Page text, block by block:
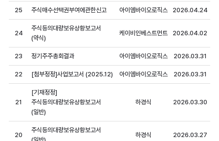
25 주식매수선택권부여에관한신고 아이엠바이오로직스 2026.04.24
24
주식등의대량보유상황보고서
(약식)
케이비인베스트먼트 2026.04.02
23 정기주주총회결과 아이엠바이오로직스 2026.03.31
22 [첨부정정]사업보고서 (2025.12) 아이엠바이오로직스 2026.03.31
21
[기재정정]
주식등의대량보유상황보고서
(일반)
하경식 2026.03.30
20
주식등의대량보유상황보고서
하경식 2026.03.27